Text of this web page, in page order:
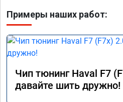
Примеры наших работ:
Чип тюнинг Haval F7
давайте шить дружно!